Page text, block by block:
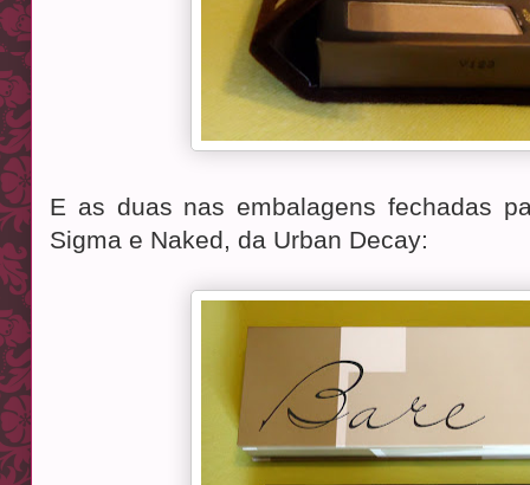
E as duas nas embalagens fechadas
Sigma e Naked, da Urban Decay: